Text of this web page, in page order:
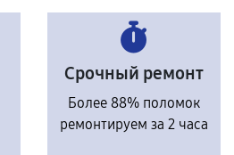
Срочный ремонт
Более 88% поломок
ремонтируем за 2 часа